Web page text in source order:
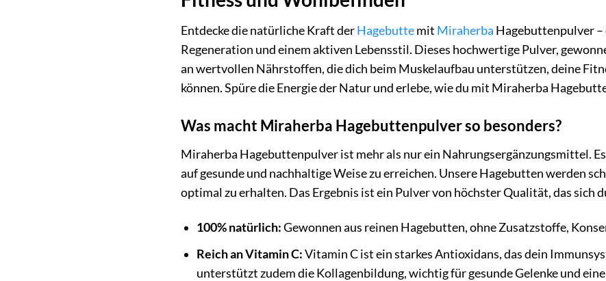
Entdecke die natürliche Kraft derHagebuttemit Miraherba Hagebuttenpulver
Regeneration und einem aktiven Lebensstil. Dieses hochwertige Pulver,
an wertvollen Nährstoffen, die dich beim Muskelaufbau unterstützen, deine
können. Spüre die Energie der Natur und erlebe, wie du mit Miraherba
Was macht Miraherba Hagebuttenpulver so besonders?
Miraherba Hagebuttenpulver ist mehr als nur ein Nahrungsergänzungsmittel.
auf gesunde und nachhaltige Weise zu erreichen. Unsere Hagebutten werden
optimal zu erhalten. Das Ergebnis ist ein Pulver von höchster Qualität, das sich
100% natürlich:Gewonnen aus reinen Hagebutten, ohne Zusatzstoffe,
Reich an Vitamin C:Vitamin C ist ein starkes Antioxidans, das dein
unterstützt zudem die Kollagenbildung, wichtig für gesunde Gelenke und